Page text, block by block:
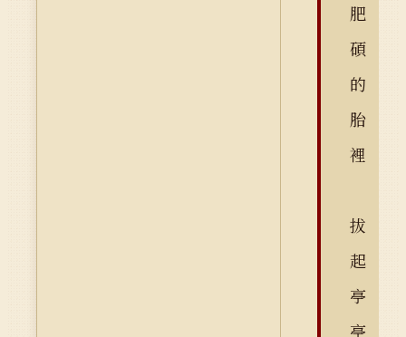
肥
碩
的
胎
裡
拔
起
亭
亭